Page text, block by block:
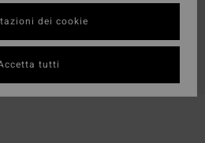
dei cookie
tutti